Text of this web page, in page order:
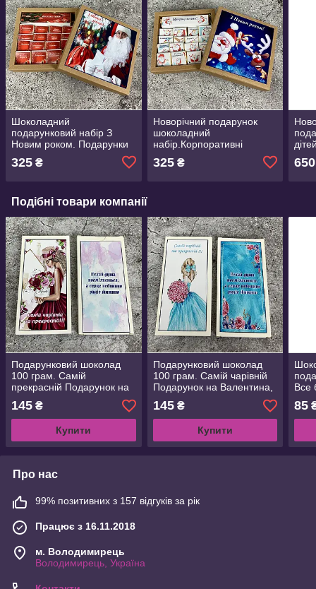
Шоколадний
подарунковий набір З
Новим роком. Подарунки
Корпоративні новорічні
325 ₴
Новорічний подарунок
шоколадний
набір.Корпоративні
подарунки. Подарунок на
Новий рік,Різдво,Миколая
325₴ 650
Подібні товари компанії
Подарунковий шоколад
100 грам. Самій
прекрасній Подарунок на
Валентина, День
народження,річницю,14
лютого,8 Березня,Новий
145 ₴
Купити
Подарунковий шоколад
100 грам. Самій чарівній
Подарунок на Валентина,
День
народження,річницю,14
лютого,8 Березня,Новий
145₴
Купити
Все
85
Про нас
99% позитивних з 157 відгуків за рік
Працює з 16.11.2018
м. Володимирець
Володимирець, Україна